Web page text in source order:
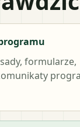
formularze,